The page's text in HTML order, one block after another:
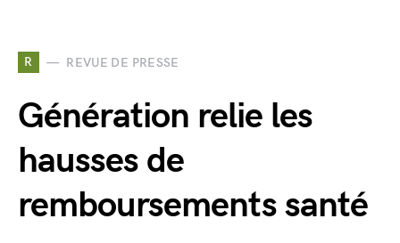
R REVUE DE PRESSE
Génération relie les
hausses de
remboursements santé